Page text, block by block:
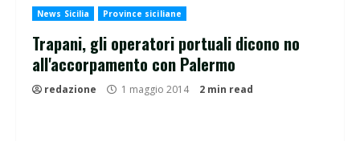
News Sicilia Province siciliane
Trapani, gli operatori portuali dicono no
all'accorpamento con Palermo
redazione 1 maggio 2014 2 min read